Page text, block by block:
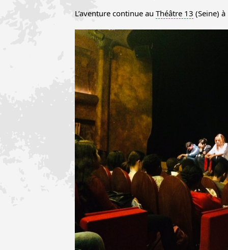
L’aventure continue au Théâtre 13 (Seine)